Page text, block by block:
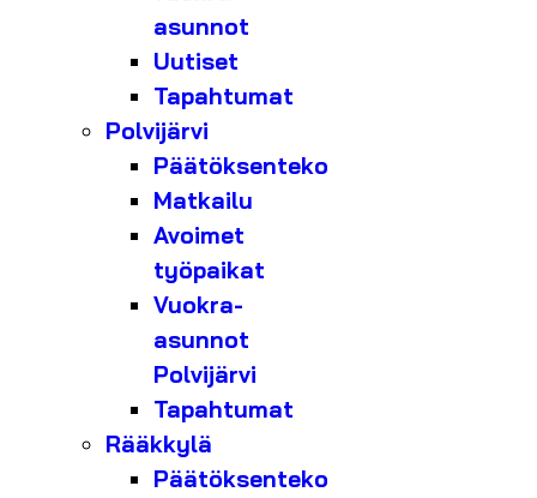
asunnot
Uutiset
Tapahtumat
Polvijärvi
Päätöksenteko
Matkailu
Avoimet
työpaikat
Vuokra-
asunnot
Polvijärvi
Tapahtumat
Rääkkylä
Päätöksenteko